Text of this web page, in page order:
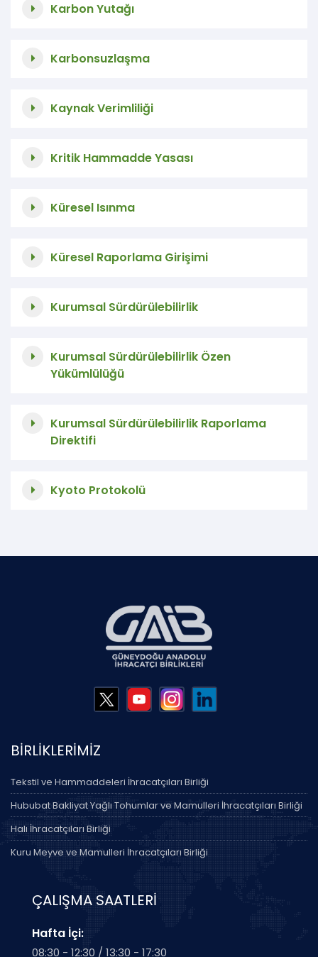
Karbon Yutağı
Karbonsuzlaşma
Kaynak Verimliliği
Kritik Hammadde Yasası
Küresel Isınma
Küresel Raporlama Girişimi
Kurumsal Sürdürülebilirlik
Kurumsal Sürdürülebilirlik Özen
Yükümlülüğü
Kurumsal Sürdürülebilirlik Raporlama
Direktifi
Kyoto Protokolü
BİRLİKLERİMİZ
Tekstil ve Hammaddeleri İhracatçıları Birliği
Hububat Bakliyat Yağlı Tohumlar ve Mamulleri İhracatçıları Birliği
Halı İhracatçıları Birliği
Kuru Meyve ve Mamulleri İhracatçıları Birliği
ÇALIŞMA SAATLERİ
Hafta İçi:
08:30 - 12:30 / 13:30 - 17:30